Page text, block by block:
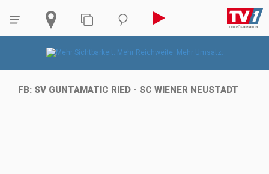
FB: SV GUNTAMATIC RIED - SC WIENER NEUSTADT